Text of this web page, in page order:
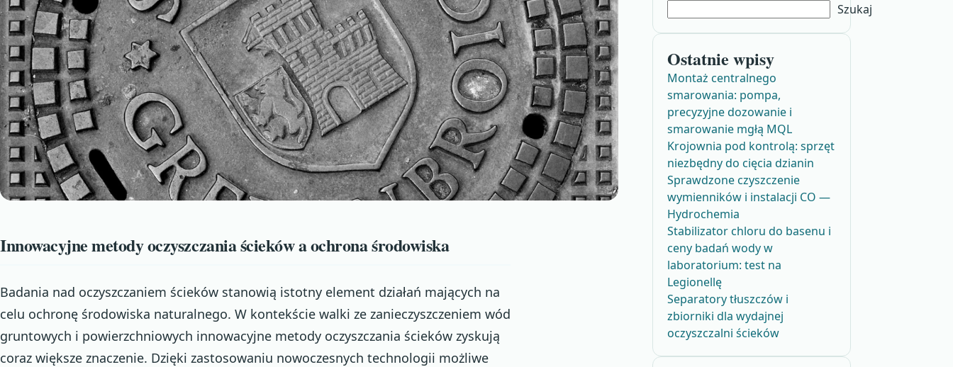
Innowacyjne metody oczyszczania ścieków a ochrona środowiska
Badania nad oczyszczaniem ścieków stanowią istotny element działań mających na
celu ochronę środowiska naturalnego. W kontekście walki ze zanieczyszczeniem wód
gruntowych i powierzchniowych innowacyjne metody oczyszczania ścieków zyskują
coraz większe znaczenie. Dzięki zastosowaniu nowoczesnych technologii możliwe
Szukaj
Ostatnie wpisy
Montaż centralnego
smarowania: pompa,
precyzyjne dozowanie i
smarowanie mgłą MQL
Krojownia pod kontrolą: sprzęt
niezbędny do cięcia dzianin
Sprawdzone czyszczenie
wymienników i instalacji CO —
Hydrochemia
Stabilizator chloru do basenu i
ceny badań wody w
laboratorium: test na
Legionellę
Separatory tłuszczów i
zbiorniki dla wydajnej
oczyszczalni ścieków